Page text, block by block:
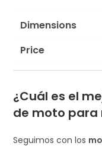
¿Cuál es el
de moto para
Seguimos con los